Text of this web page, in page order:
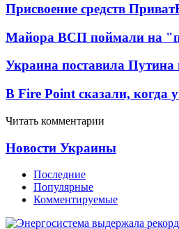
Присвоение средств
Майора ВСП поймали на
Украина поставила
В Fire Point сказали, когда
Читать комментарии
Новости Украины
Последние
Популярные
Комментируемые